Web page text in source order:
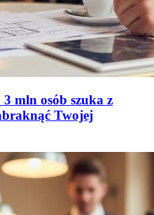
3 mln osób szuka z
Twojej